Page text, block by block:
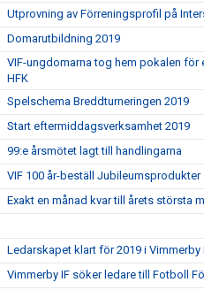
Utprovning av Förreningsprofil på
Domarutbildning 2019
VIF-ungdomarna tog hem pokalen för
HFK
Spelschema Breddturneringen 2019
Start eftermiddagsverksamhet 2019
99:e årsmötet lagt till handlingarna
VIF 100 år-beställ Jubileumsprodukter
Exakt en månad kvar till årets största
Ledarskapet klart för 2019 i Vimmerby
Vimmerby IF söker ledare till Fotboll